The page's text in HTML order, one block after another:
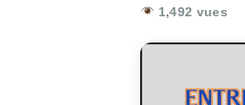
1,492 vues